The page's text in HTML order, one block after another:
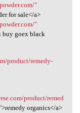
"
for sale</a>
"
buy goex black
product/remedy-
product/remed
organics</a>